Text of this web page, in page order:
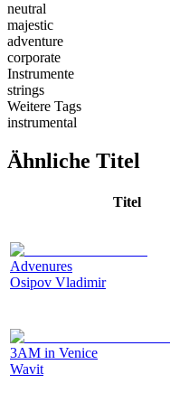
neutral
majestic
adventure
corporate
Instrumente
strings
Weitere Tags
instrumental
Ähnliche Titel
Titel
Advenures
Osipov Vladimir
3AM in Venice
Wavit